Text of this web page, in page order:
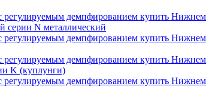
серии N металлический
K (куплунги)